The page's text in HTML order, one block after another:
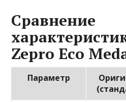
Сравнение
Zepro Eco
Параметр